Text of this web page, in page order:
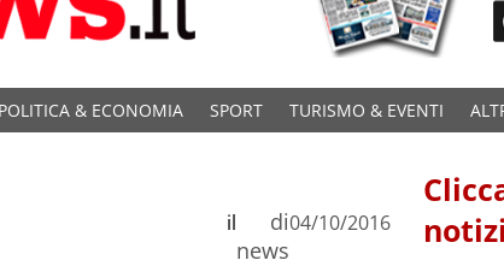
POLITICA & ECONOMIA SPORT TURISMO & EVENTI
di
news
il 04/10/2016